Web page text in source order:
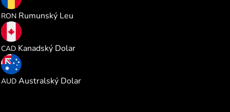
RON Rumunský Leu
CAD Kanadský Dolar
AUD Australský Dolar